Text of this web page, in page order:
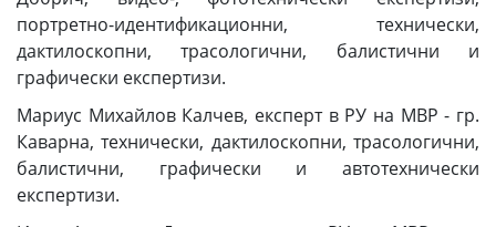
портретно-идентификационни, технически,
дактилоскопни, трасологични, балистични и
графически експертизи.
Мариус Михайлов Калчев, експерт в РУ на МВР - гр.
Каварна, технически, дактилоскопни, трасологични,
балистични, графически и автотехнически
експертизи.